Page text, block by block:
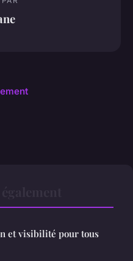
et visibilité pour tous